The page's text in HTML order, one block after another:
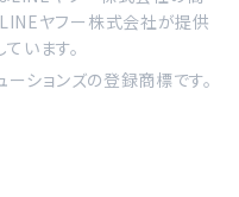
ヤフー株式会社が提供
います。
ションズの登録商標です。